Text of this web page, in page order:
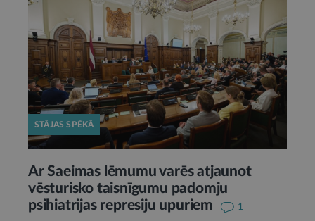
STĀJAS SPĒKĀ
Ar Saeimas lēmumu varēs atjaunot
vēsturisko taisnīgumu padomju
psihiatrijas represiju upuriem
1